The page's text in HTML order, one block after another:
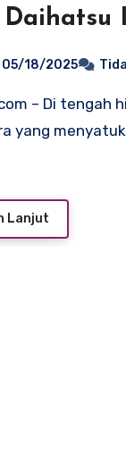
Daihatsu
05/18/2025
yang
Lanjut